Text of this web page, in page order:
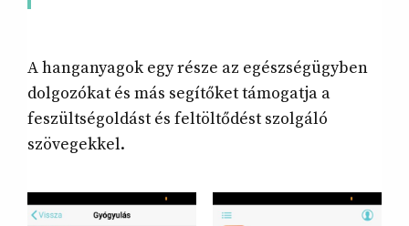
A hanganyagok egy része az egészségügyben
dolgozókat és más segítőket támogatja a
feszültségoldást és feltöltődést szolgáló
szövegekkel.